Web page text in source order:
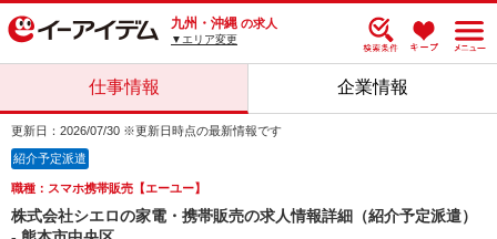
九州・沖縄 の求人
▼エリア変更
仕事情報 企業情報
更新日：2026/07/30 ※更新日時点の最新情報です
紹介予定派遣
職種：スマホ携帯販売【エーユー】
株式会社シエロの家電・携帯販売の求人情報詳細（紹介予定派遣）